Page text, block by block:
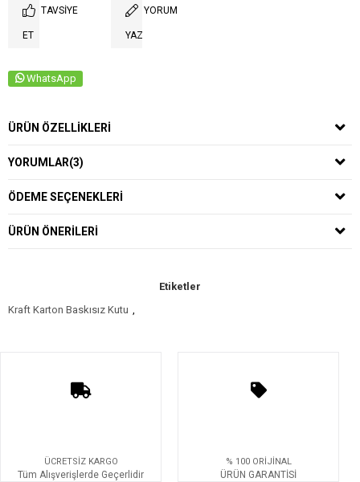
TAVSIYE
ET
YORUM
YAZ
WhatsApp
ÜRÜN ÖZELLIKLERI
YORUMLAR(3)
ÖDEME SEÇENEKLERI
ÜRÜN ÖNERILERI
Etiketler
Kraft Karton Baskısız Kutu ,
ÜCRETSİZ KARGO
Tüm Alışverişlerde Geçerlidir
% 100 ORİJİNAL
ÜRÜN GARANTİSİ